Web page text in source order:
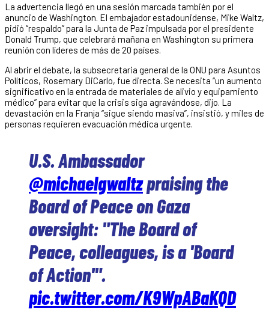
La advertencia llegó en una sesión marcada también por el
anuncio de Washington. El embajador estadounidense, Mike Waltz,
pidió “respaldo” para la Junta de Paz impulsada por el presidente
Donald Trump, que celebrará mañana en Washington su primera
reunión con líderes de más de 20 países.
Al abrir el debate, la subsecretaria general de la ONU para Asuntos
Políticos, Rosemary DiCarlo, fue directa. Se necesita “un aumento
significativo en la entrada de materiales de alivio y equipamiento
médico” para evitar que la crisis siga agravándose, dijo. La
devastación en la Franja “sigue siendo masiva”, insistió, y miles de
personas requieren evacuación médica urgente.
U.S. Ambassador
@michaelgwaltzpraising the
Board of Peace on Gaza
oversight: "The Board of
Peace, colleagues, is a 'Board
of Action'".
pic.twitter.com/K9WpABaKQD